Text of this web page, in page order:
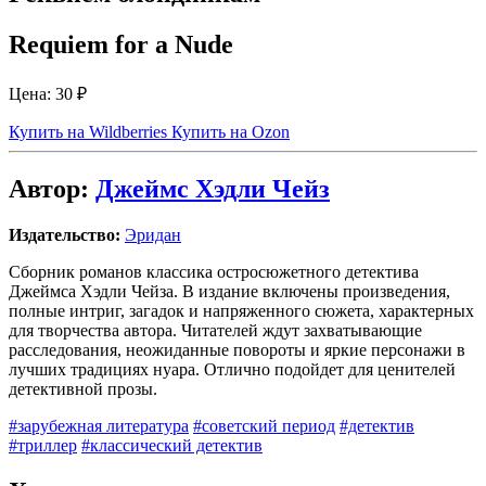
Requiem for a Nude
Цена: 30 ₽
Купить на Wildberries Купить на Ozon
Автор: Джеймс Хэдли Чейз
Издательство: Эридан
Сборник романов классика остросюжетного детектива
Джеймса Хэдли Чейза. В издание включены произведения,
полные интриг, загадок и напряженного сюжета, характерных
для творчества автора. Читателей ждут захватывающие
расследования, неожиданные повороты и яркие персонажи в
лучших традициях нуара. Отлично подойдет для ценителей
детективной прозы.
#зарубежная литература #советский период #детектив
#триллер #классический детектив